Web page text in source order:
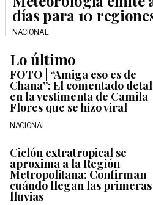
días para 10
NACIONAL
Lo último
FOTO | “Amiga eso es de
Chana”: El comentado
en la vestimenta de Camila
Flores que se hizo viral
NACIONAL
Ciclón extratropical se
aproxima a la Región
Metropolitana: Confirman
cuándo llegan las primeras
lluvias